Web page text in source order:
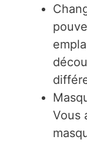
Vous